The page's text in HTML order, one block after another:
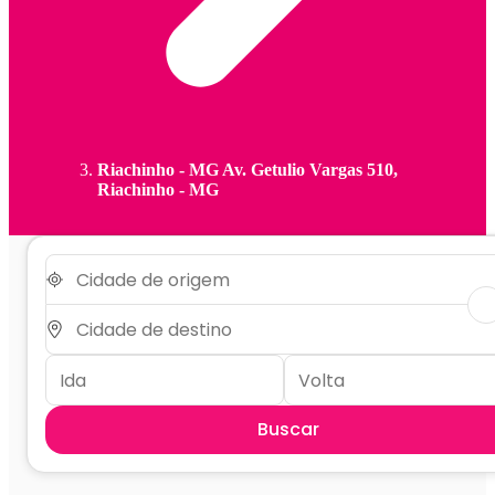
Riachinho - MG Av. Getulio Vargas 510,
Riachinho - MG
Buscar